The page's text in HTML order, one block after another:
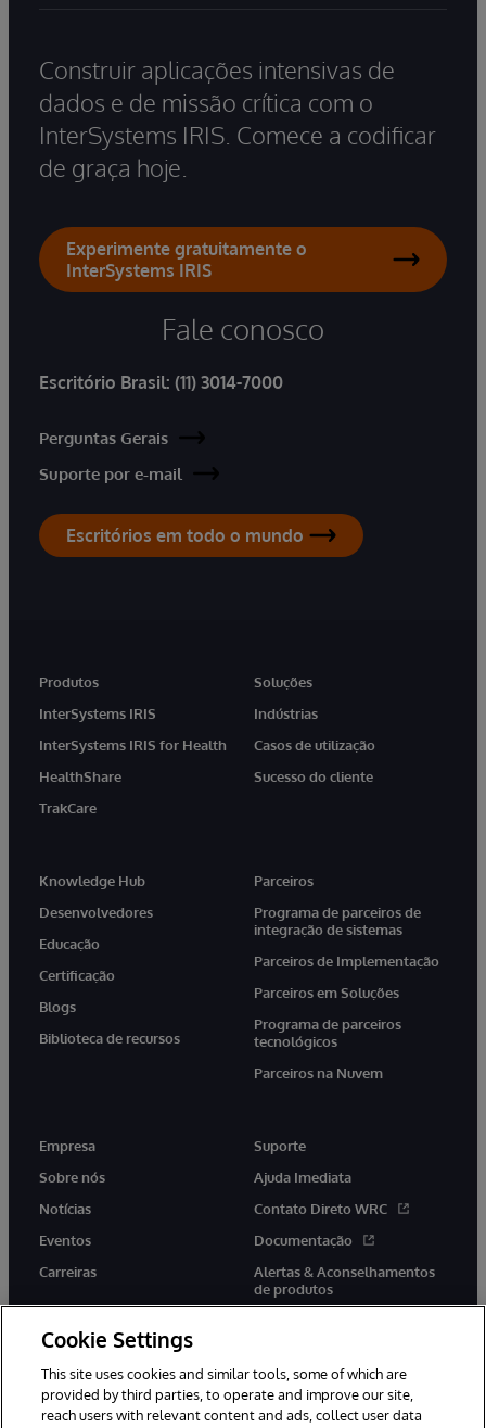
Construir aplicações intensivas de
dados e de missão crítica com o
InterSystems IRIS. Comece a codificar
de graça hoje.
Experimente gratuitamente o
InterSystems IRIS
Fale conosco
Escritório Brasil: (11) 3014-7000
Perguntas Gerais
Suporte por e-mail
Escritórios em todo o mundo
Produtos
InterSystems IRIS
InterSystems IRIS for Health
HealthShare
TrakCare
Soluções
Indústrias
Casos de utilização
Sucesso do cliente
Knowledge Hub
Desenvolvedores
Educação
Certificação
Blogs
Biblioteca de recursos
Parceiros
Programa de parceiros de
integração de sistemas
Parceiros de Implementação
Parceiros em Soluções
Programa de parceiros
tecnológicos
Parceiros na Nuvem
Empresa
Sobre nós
Notícias
Eventos
Carreiras
Suporte
Ajuda Imediata
Contato Direto WRC
Documentação
Alertas & Aconselhamentos
de produtos
twitter youtubefacebooklinkedin
Cookie Settings
This site uses cookies and similar tools, some of which are
provided by third parties, to operate and improve our site,
reach users with relevant content and ads, collect user data